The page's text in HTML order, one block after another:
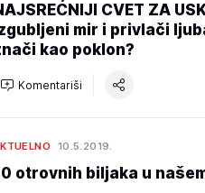
CVET ZA
mir i privlači
kao poklon?
Komentariši
10.5.2019.
otrovnih biljaka u